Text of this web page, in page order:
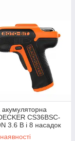
акумуляторна
CS36BSC-
3.6 В і 8 насадок